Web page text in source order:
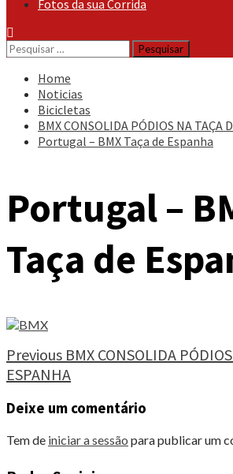
Fotos da sua Corrida
Pesquisar
por:
Home
Noticias
Bicicletas
BMX CONSOLIDA PÓDIOS NA TAÇA
Portugal – BMX Taça de Espanha
Portugal –
Taça de
Continue
Reading
Previous BMX CONSOLIDA
ESPANHA
Deixe um comentário
Tem de iniciar a sessão para publicar um